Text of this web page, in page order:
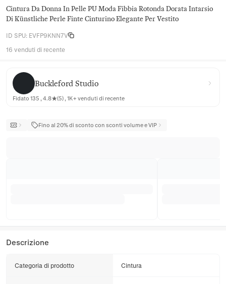
Cintura Da Donna In Pelle PU Moda Fibbia Rotonda Dorata Intarsio
Di Künstliche Perle Finte Cinturino Elegante Per Vestito
ID SPU: EVFP9KNN7V
16 venduti di recente
Buckleford Studio
Buckleford Studio
Fidato 135 , 4.8★(5) , 1K+ venduti di recente
Fino al 20% di sconto con sconti volume e VIP
Descrizione
Categoria di prodotto Cintura